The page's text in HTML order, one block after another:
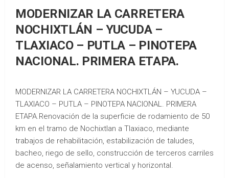
MODERNIZAR LA CARRETERA
NOCHIXTLÁN – YUCUDA –
TLAXIACO – PUTLA – PINOTEPA
NACIONAL. PRIMERA ETAPA.
MODERNIZAR LA CARRETERA NOCHIXTLÁN – YUCUDA –
TLAXIACO – PUTLA – PINOTEPA NACIONAL. PRIMERA
ETAPA.Renovación de la superficie de rodamiento de 50
km en el tramo de Nochixtlan a Tlaxiaco, mediante
trabajos de rehabilitación, estabilización de taludes,
bacheo, riego de sello, construcción de terceros carriles
de acenso, señalamiento vertical y horizontal.